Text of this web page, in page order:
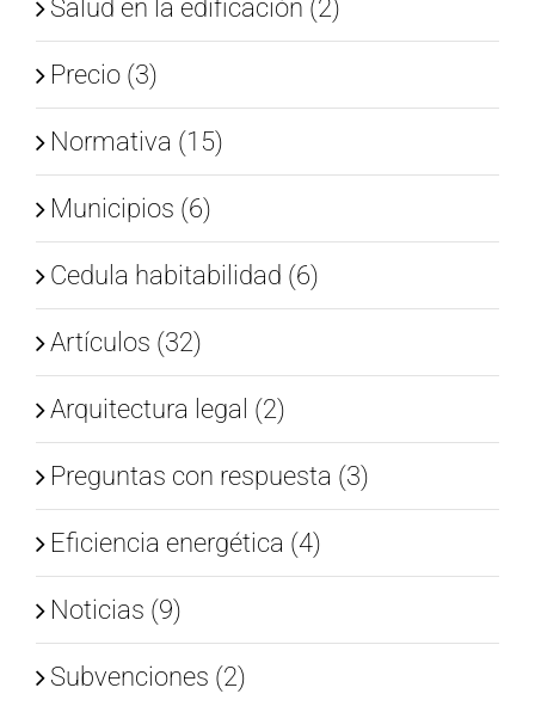
Salud en la edificación (2)
Precio (3)
Normativa (15)
Municipios (6)
Cedula habitabilidad (6)
Artículos (32)
Arquitectura legal (2)
Preguntas con respuesta (3)
Eficiencia energética (4)
Noticias (9)
Subvenciones (2)